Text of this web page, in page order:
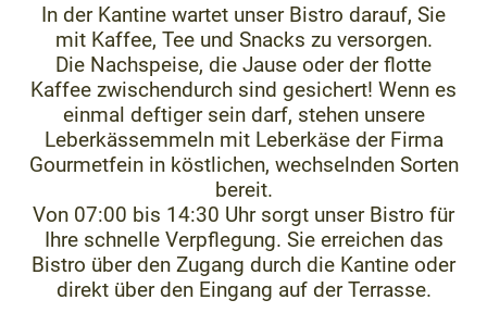
In der Kantine wartet unser Bistro darauf, Sie
mit Kaffee, Tee und Snacks zu versorgen.
Die Nachspeise, die Jause oder der flotte
Kaffee zwischendurch sind gesichert! Wenn es
einmal deftiger sein darf, stehen unsere
Leberkässemmeln mit Leberkäse der Firma
Gourmetfein in köstlichen, wechselnden Sorten
bereit.
Von 07:00 bis 14:30 Uhr sorgt unser Bistro für
Ihre schnelle Verpflegung. Sie erreichen das
Bistro über den Zugang durch die Kantine oder
direkt über den Eingang auf der Terrasse.